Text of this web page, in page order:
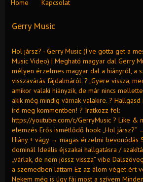
Home Kapcsolat
Gerry Music
Hol jársz? - Gerry Music (I've gotta get a
Music Video) | Megható magyar dal Gerry
mélyen érzelmes magyar dal a hiányról, a
visszavárás fájdalmáról. ? „Gyere vissza,
amikor valaki hiányzik, de már nincs
akik még mindig várnak valakire. ? Hallgasd
írd meg kommentben! ? Iratkozz fel:
https://youtube.com/c/GerryMusic ? Like &
elemzés Erős ismétlődő hook: „Hol
Hiány + vágy → magas érzelmi bevonódás
dominál Ideális éjszakai hallgatásra /
„várlak, de nem jössz vissza” vibe
a szemedben láttam Ez az álom véget ért
Nekem még is úgy fáj most a szívem